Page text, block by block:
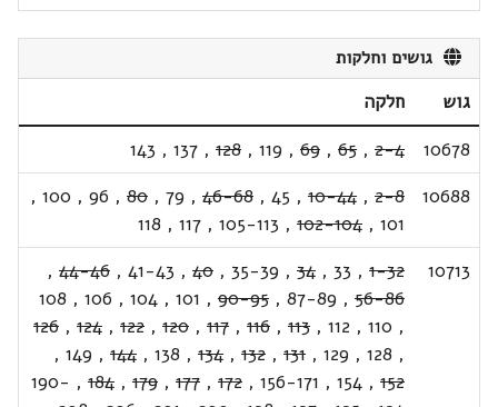
גושים וחלקות
גוש
חלקה
10678
2-4
,
65
,
69
,
119
,
128
,
137
,
143
10688
2-8
,
10-44
,
45
,
46-68
,
79
,
80
,
96
,
100
,
101
,
102-104
,
105-113
,
117
,
118
10713
1-32
,
33
,
34
,
35-39
,
40
,
41-43
,
44-46
,
56-86
,
87-89
,
90-95
,
101
,
104
,
106
,
108
,
110
,
112
,
113
,
116
,
117
,
120
,
122
,
124
,
126
,
128
,
129
,
131
,
132
,
134
,
138
,
144
,
149
,
152
,
154
,
156-171
,
172
,
177
,
179
,
184
,
190-